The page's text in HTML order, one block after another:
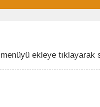
ekleye